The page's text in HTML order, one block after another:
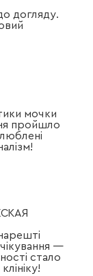
догляду.
мочки
пройшло
—
стало